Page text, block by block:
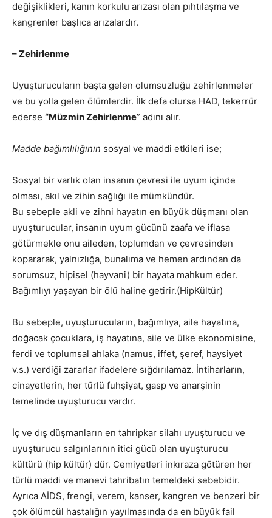
değişiklikleri, kanın korkulu arızası olan pıhtılaşma ve
kangrenler başlıca arızalardır.
– Zehirlenme
Uyuşturucuların başta gelen olumsuzluğu zehirlenmeler
ve bu yolla gelen ölümlerdir. İlk defa olursa HAD, tekerrür
ederse “Müzmin Zehirlenme” adını alır.
Madde bağımlılığının sosyal ve maddi etkileri ise;
Sosyal bir varlık olan insanın çevresi ile uyum içinde
olması, akıl ve zihin sağlığı ile mümkündür.
Bu sebeple akli ve zihni hayatın en büyük düşmanı olan
uyuşturucular, insanın uyum gücünü zaafa ve iflasa
götürmekle onu aileden, toplumdan ve çevresinden
kopararak, yalnızlığa, bunalıma ve hemen ardından da
sorumsuz, hipisel (hayvani) bir hayata mahkum eder.
Bağımlıyı yaşayan bir ölü haline getirir.(HipKültür)
Bu sebeple, uyuşturucuların, bağımlıya, aile hayatına,
doğacak çocuklara, iş hayatına, aile ve ülke ekonomisine,
ferdi ve toplumsal ahlaka (namus, iffet, şeref, haysiyet
v.s.) verdiği zararlar ifadelere sığdırılamaz. İntiharların,
cinayetlerin, her türlü fuhşiyat, gasp ve anarşinin
temelinde uyuşturucu vardır.
İç ve dış düşmanların en tahripkar silahı uyuşturucu ve
uyuşturucu salgınlarının itici gücü olan uyuşturucu
kültürü (hip kültür) dür. Cemiyetleri inkıraza götüren her
türlü maddi ve manevi tahribatın temeldeki sebebidir.
Ayrıca AİDS, frengi, verem, kanser, kangren ve benzeri bir
çok ölümcül hastalığın yayılmasında da en büyük fail